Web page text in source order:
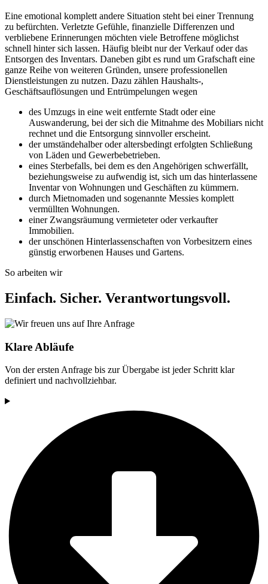
Eine emotional komplett andere Situation steht bei einer Trennung
zu befürchten. Verletzte Gefühle, finanzielle Differenzen und
verbliebene Erinnerungen möchten viele Betroffene möglichst
schnell hinter sich lassen. Häufig bleibt nur der Verkauf oder das
Entsorgen des Inventars. Daneben gibt es rund um Grafschaft eine
ganze Reihe von weiteren Gründen, unsere professionellen
Dienstleistungen zu nutzen. Dazu zählen Haushalts-,
Geschäftsauflösungen und Entrümpelungen wegen
des Umzugs in eine weit entfernte Stadt oder eine
Auswanderung, bei der sich die Mitnahme des Mobiliars nicht
rechnet und die Entsorgung sinnvoller erscheint.
der umständehalber oder altersbedingt erfolgten Schließung
von Läden und Gewerbebetrieben.
eines Sterbefalls, bei dem es den Angehörigen schwerfällt,
beziehungsweise zu aufwendig ist, sich um das hinterlassene
Inventar von Wohnungen und Geschäften zu kümmern.
durch Mietnomaden und sogenannte Messies komplett
vermüllten Wohnungen.
einer Zwangsräumung vermieteter oder verkaufter
Immobilien.
der unschönen Hinterlassenschaften von Vorbesitzern eines
günstig erworbenen Hauses und Gartens.
So arbeiten wir
Einfach. Sicher. Verantwortungsvoll.
Klare Abläufe
Von der ersten Anfrage bis zur Übergabe ist jeder Schritt klar
definiert und nachvollziehbar.